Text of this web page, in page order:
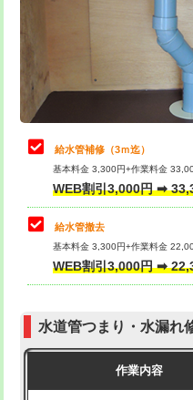
排水管工事（土の掘削・埋め
排水管工事（排水管工事/3ｍ
排水管工事（追加 排水管工
マス交換（土の掘削・埋め戻
マス交換（深さ50㎝未満）
マス交換（深さ50㎝以上）
コンクリート斫り（厚さ10
モルタル補修（厚さ10㎝超え
止水・漏水調査・防水処理・
理・調整・分解・加工など（
止水・漏水調査・防水処理・
理・調整・分解・加工など（
止水・漏水調査・防水処理
理・調整・分解・加工など
その他部品の脱着
交換・取付（タンク）
式）)
式・ワンホール）)
給水管補修（3ｍ迄）
基本料金 3,300円+作業料金
WEB割引3,000円 ➡
給水管撤去
基本料金 3,300円+作業料金
WEB割引3,000円 ➡
水道管つまり・水漏れ
作業内容